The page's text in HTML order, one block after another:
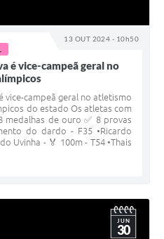
13 OUT 2024 - 10h50
é vice-campeã geral no
vice-campeã geral no atletismo
do estado Os atletas com
medalhas de ouro ✅ 8 provas
do dardo - F35 •Ricardo
Uvinha - 🏅 100m - T54 •Thais
JUN
30